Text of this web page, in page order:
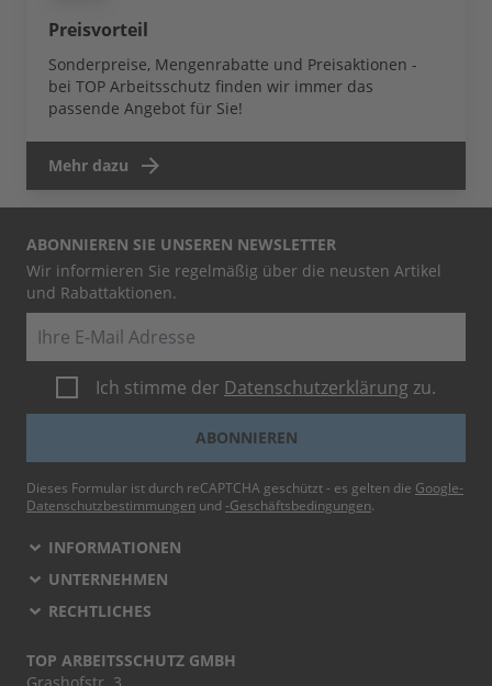
Preisvorteil
Sonderpreise, Mengenrabatte und Preisaktionen -
bei TOP Arbeitsschutz finden wir immer das
passende Angebot für Sie!
Mehr dazu
ABONNIEREN SIE UNSEREN NEWSLETTER
Wir informieren Sie regelmäßig über die neusten Artikel
und Rabattaktionen.
Ich stimme der Datenschutzerklärung zu.
ABONNIEREN
Dieses Formular ist durch reCAPTCHA geschützt - es gelten die Google-
Datenschutzbestimmungen und -Geschäftsbedingungen.
INFORMATIONEN
UNTERNEHMEN
RECHTLICHES
TOP ARBEITSSCHUTZ GMBH